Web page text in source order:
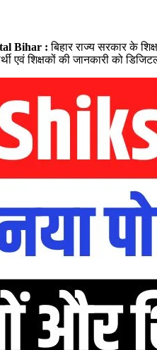
Bihar :बिहार राज्य सरकार के
एवं शिक्षकों की जानकारी को